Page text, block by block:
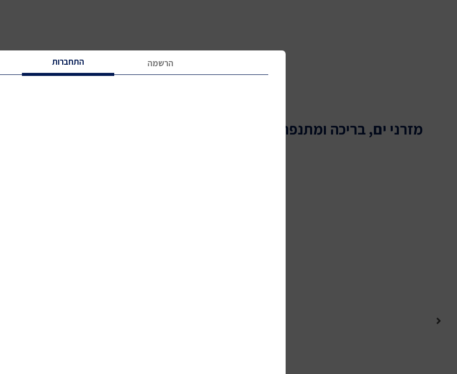
מופעים, הצגות ופסטיבלים
התחברות הרשמה
מזרני ים, בריכה ומתנפחי מים